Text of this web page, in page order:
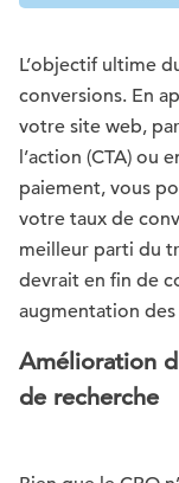
L’objectif ultime
conversions. En
votre site web,
l’action (CTA) ou
paiement, vous
votre taux de
meilleur parti du
devrait en fin de
augmentation
Amélioration
de recherche